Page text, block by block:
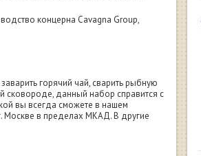
концерна Cavagna Group,
горячий чай, сварить рыбную
сковороде, данный набор справится с
вы всегда сможете в нашем
Москве в пределах МКАД. В другие